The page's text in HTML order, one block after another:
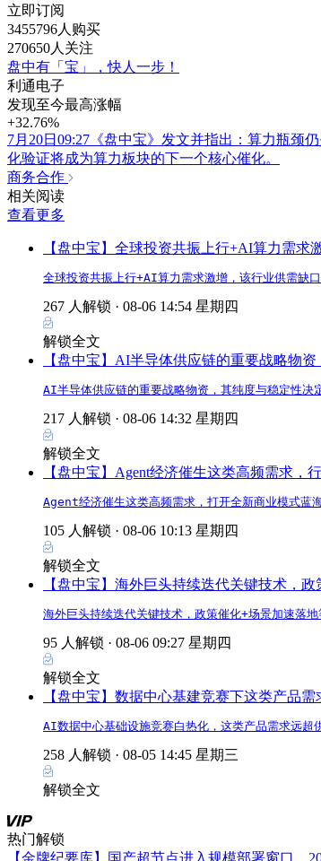
立即订阅
3455796人购买
270650人关注
盘中有「宝」，快人一步！
利通电子
发现至今最高涨幅
+32.76%
7月20日09:27《盘中宝》发文并指出：算力瓶颈
化验证将成为算力板块的下一个核心催化。
商务合作
相关阅读
查看更多
【盘中宝】全球投资共振上行+AI算力需
全球投资共振上行+AI算力需求激增，该行业供需缺
267 人解锁 · 08-06 14:54 星期四
解锁全文
【盘中宝】AI半导体供应链的重要战略物
AI半导体供应链的重要战略物资，其纯度与稳定性决
217 人解锁 · 08-06 14:32 星期四
解锁全文
【盘中宝】Agent经济催生这类高频需求
Agent经济催生这类高频需求，打开全新商业模式蓝
105 人解锁 · 08-06 10:13 星期四
解锁全文
【盘中宝】海外巨头持续迭代关键技术，
海外巨头持续迭代关键技术，政策催化+场景加速落
95 人解锁 · 08-06 09:27 星期四
解锁全文
【盘中宝】数据中心基建竞赛下这类产品
AI数据中心基础设施竞赛白热化，这类产品需求远超
258 人解锁 · 08-05 14:45 星期三
解锁全文
热门解锁
【金牌纪要库】国产超节点进入规模部署窗口，